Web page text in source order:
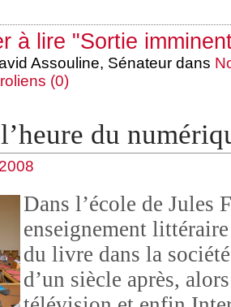
à lire "Sortie
Assouline, Sénateur dans
(0)
du
Dans l’école de Jules
enseignement
du livre dans la
d’un siècle après,